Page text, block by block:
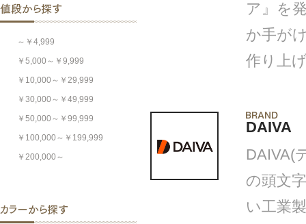
～￥4,999
￥5,000～￥9,999
￥10,000～￥29,999
￥30,000～￥49,999
￥50,000～￥99,999
￥100,000～￥199,999
￥200,000～
ア』を
か手が
作り上
DAIVA
DAIVA(
の頭文
い工業